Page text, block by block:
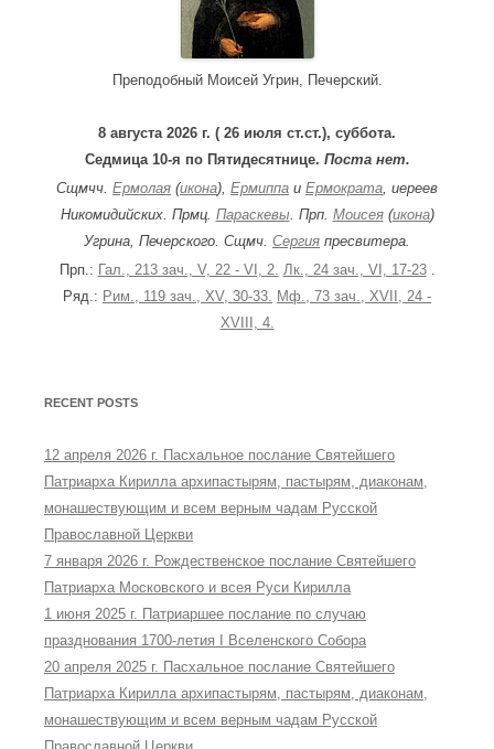
Преподобный Моисей Угрин, Печерский.
8 августа 2026 г. ( 26 июля ст.ст.), суббота.
Седмица 10-я по Пятидесятнице. Поста нет.
Сщмчч. Ермолая (икона), Ермиппа и Ермократа , иереев
Никомидийских. Прмц. Параскевы. Прп. Моисея(икона)
Угрина, Печерского. Сщмч. Сергия пресвитера.
Прп.: Гал., 213 зач., V, 22 - VI, 2. Лк., 24 зач., VI, 17-23
Ряд.: Рим., 119 зач., XV, 30-33. Мф., 73 зач., XVII, 24 -
XVIII, 4.
RECENT POSTS
12 апреля 2026 г. Пасхальное послание Святейшего
Патриарха Кирилла архипастырям, пастырям, диаконам,
монашествующим и всем верным чадам Русской
Православной Церкви
7 января 2026 г. Рождественское послание Святейшего
Патриарха Московского и всея Руси Кирилла
1 июня 2025 г. Патриаршее послание по случаю
празднования 1700-летия I Вселенского Собора
20 апреля 2025 г. Пасхальное послание Святейшего
Патриарха Кирилла архипастырям, пастырям, диаконам,
монашествующим и всем верным чадам Русской